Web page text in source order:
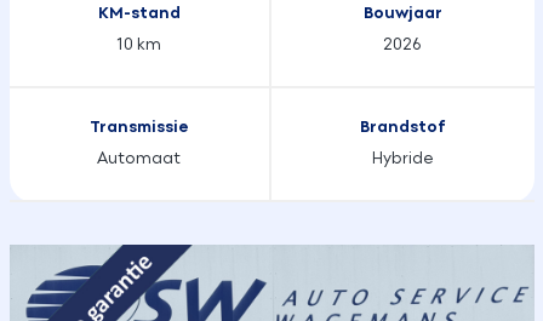
KM-stand
10 km
Bouwjaar
2026
Transmissie
Automaat
Brandstof
Hybride